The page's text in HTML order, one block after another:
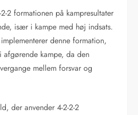
2 formationen på kampresultater
især i kampe med høj indsats.
denne formation,
afgørende kampe, da den
mellem forsvar og
der anvender 4-2-2-2